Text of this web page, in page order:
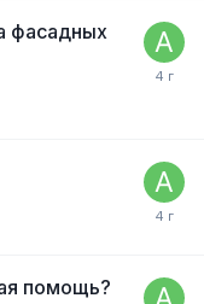
фасадных
помощь?